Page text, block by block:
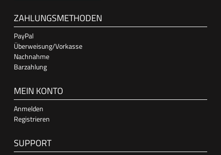
ZAHLUNGSMETHODEN
PayPal
Überweisung/Vorkasse
Nachnahme
Barzahlung
MEIN KONTO
Anmelden
Registrieren
SUPPORT